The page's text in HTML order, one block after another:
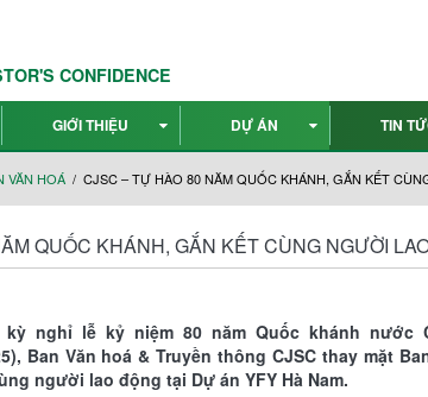
CONFIDENCE
GIỚI THIỆU DỰ ÁN TIN
VĂN HOÁ CJSC – TỰ HÀO 80 NĂM QUỐC KHÁNH, GẮN KẾT
QUỐC KHÁNH, GẮN KẾT CÙNG NGƯỜI
kỳ nghỉ lễ kỷ niệm 80 năm Quốc khánh nước
Ban Văn hoá & Truyền thông CJSC thay mặt
người lao động tại Dự án YFY Hà Nam.